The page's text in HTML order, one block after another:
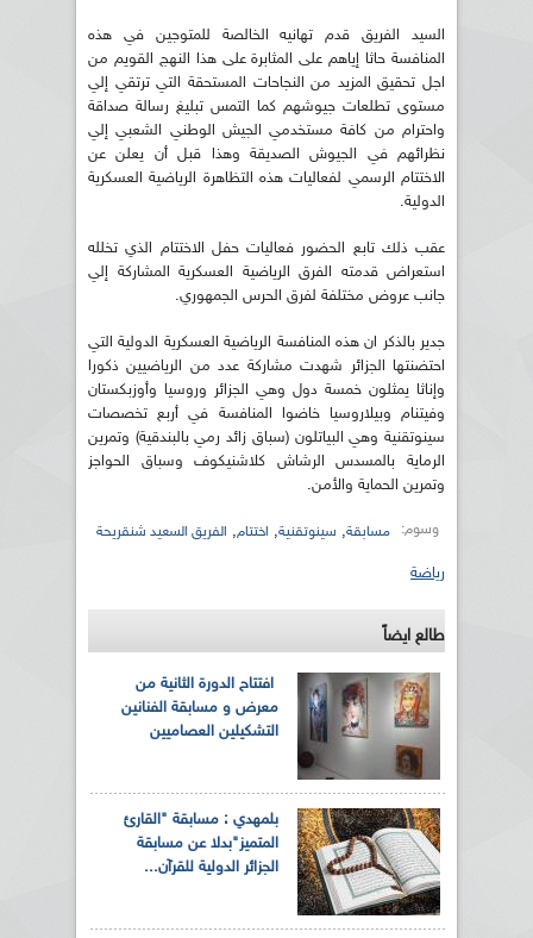
السيد الفريق قدم تهانيه الخالصة للمتوجين في هذه
المنافسة حاثا إياهم على المثابرة على هذا النهج القويم من
اجل تحقيق المزيد من النجاحات المستحقة التي ترتقي إلي
مستوى تطلعات جيوشهم كما التمس تبليغ رسالة صداقة
واحترام من كافة مستخدمي الجيش الوطني الشعبي إلي
نظرائهم في الجيوش الصديقة وهذا قبل أن يعلن عن
الاختتام الرسمي لفعاليات هذه التظاهرة الرياضية العسكرية
الدولية.
عقب ذلك تابع الحضور فعاليات حفل الاختتام الذي تخلله
استعراض قدمته الفرق الرياضية العسكرية المشاركة إلي
جانب عروض مختلفة لفرق الحرس الجمهوري.
جدير بالذكر ان هذه المنافسة الرياضية العسكرية الدولية التي
احتضنتها الجزائر شهدت مشاركة عدد من الرياضيين ذكورا
وإناثا يمثلون خمسة دول وهي الجزائر وروسيا وأوزبكستان
وفيتنام وبيلاروسيا خاضوا المنافسة في أربع تخصصات
سينوتقنية وهي البياتلون (سباق زائد رمي بالبندقية) وتمرين
الرماية بالمسدس الرشاش كلاشنيكوف وسباق الحواجز
وتمرين الحماية والأمن.
وسوم: مسابقة, سينوتقنية, اختتام, الفريق السعيد شنقريحة
رياضة
طالع ايضاً
افتتاح الدورة الثانية من
معرض و مسابقة الفنانين
التشكيلين العصاميين
بلمهدي : مسابقة "القارئ
المتميز"بدلا عن مسابقة
الجزائر الدولية للقرآن...